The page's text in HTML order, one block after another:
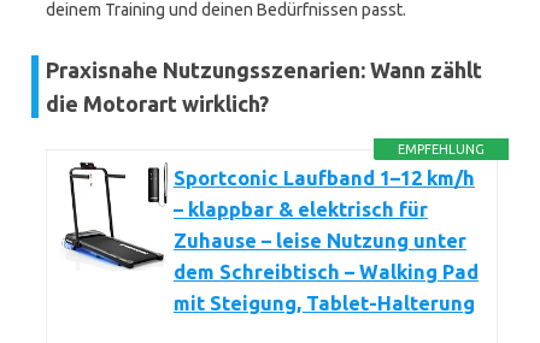
deinem Training und deinen Bedürfnissen passt.
Praxisnahe Nutzungsszenarien: Wann zählt
die Motorart wirklich?
EMPFEHLUNG
Sportconic Laufband 1–12 km/h
– klappbar & elektrisch für
Zuhause – leise Nutzung unter
dem Schreibtisch – Walking Pad
mit Steigung, Tablet-Halterung